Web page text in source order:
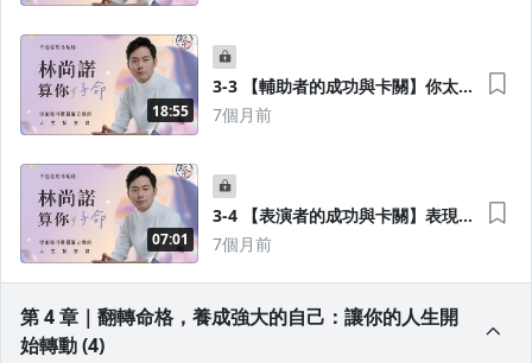
18:55
3-3 【輔助者的成功與卡關】你太
懂別人，卻可能忘了自己
7個月前
07:01
3-4 【表演者的成功與卡關】表現
背後的焦慮，來自想被愛的渴望
7個月前
第 4 章｜翻轉命格，養成強大的自己：讓你的人生開
始轉動 (4)